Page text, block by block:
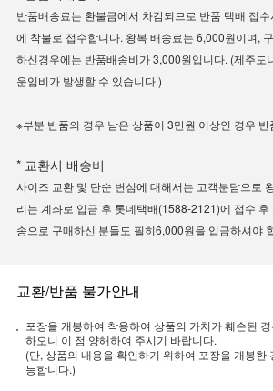
반품배송료는 환불금에서 차감되므로 반품 택배 접
에 착불로 접수합니다. 왕복 배송료는 6,000원이며,
하신경우에는 반품배송비가 3,000원입니다. (제주도
운임비가 발생할 수 있습니다.)
※부분 반품의 경우 남은 상품이 3만원 이상인 경우
* 교환시 배송비
사이즈 교환 및 단순 변심에 대해서는 고객분담으로
리는 계좌로 입금 후 롯데택배(1588-2121)에 접수
송으로 구매하신 분들도 필히6,000원을 입금하셔야
교환/반품 불가안내
포장을 개봉하여 착용하여 상품의 가치가 훼손된
하오니 이 점 양해하여 주시기 바랍니다.
(단, 상품의 내용을 확인하기 위하여 포장을 개봉한
능합니다.)